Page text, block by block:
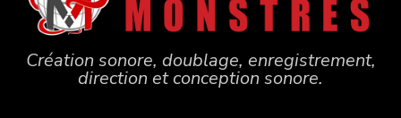
Création sonore, doublage, enregistrement,
direction et conception sonore.